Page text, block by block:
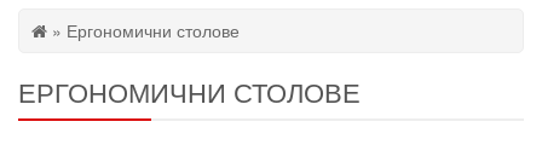
» Ергономични столове
ЕРГОНОМИЧНИ СТОЛОВЕ